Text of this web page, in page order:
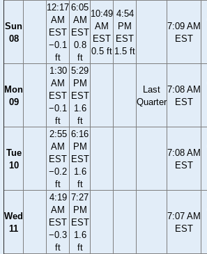
Sun
08
12:17
AM
EST
−0.1
ft
6:05
AM
EST
0.8
ft
10:49
AM
EST
0.5 ft
4:54
PM
EST
1.5 ft
7:09 AM
EST
Mon
09
1:30
AM
EST
−0.1
ft
5:29
PM
EST
1.6
ft
Last
Quarter
7:08 AM
EST
Tue
10
2:55
AM
EST
−0.2
ft
6:16
PM
EST
1.6
ft
7:08 AM
EST
Wed
11
4:19
AM
EST
−0.3
ft
7:27
PM
EST
1.6
ft
7:07 AM
EST